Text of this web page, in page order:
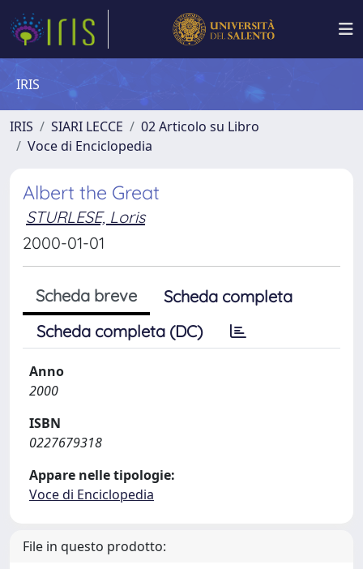
IRIS
IRIS SIARI LECCE
02 Articolo su Libro
Voce di Enciclopedia
Albert the Great
STURLESE, Loris
2000-01-01
Scheda breve
Scheda completa
Scheda completa (DC)
Anno
2000
ISBN
0227679318
Appare nelle tipologie:
Voce di Enciclopedia
File in questo prodotto: